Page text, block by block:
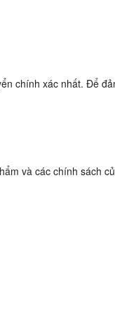
chính xác nhất. Để
và các chính sách